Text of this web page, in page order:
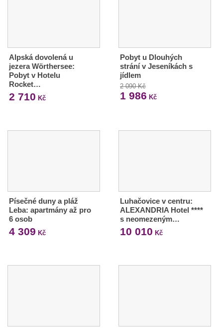
Alpská dovolená u
jezera Wörthersee:
Pobyt v Hotelu
Rocket…
2 710 Kč
Pobyt u Dlouhých
strání v Jeseníkách s
jídlem
2 090 Kč
1 986 Kč
Písečné duny a pláž
Leba: apartmány až pro
6 osob
4 309 Kč
Luhačovice v centru:
ALEXANDRIA Hotel ****
s neomezeným…
10 010 Kč